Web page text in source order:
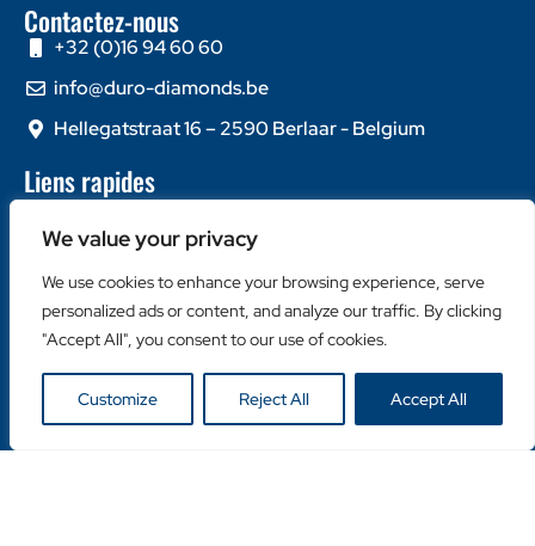
We value your privacy
We use cookies to enhance your browsing experience, serve
personalized ads or content, and analyze our traffic. By clicking
"Accept All", you consent to our use of cookies.
Customize Reject All Accept All
Contactez-nous
+32 (0)16 94 60 60
info@duro-diamonds.be
Hellegatstraat 16 – 2590 Berlaar - Belgium
Liens rapides
À propos de nous
Contactez-nous
Catégories populaires
Couronnes Diamantées
Machines